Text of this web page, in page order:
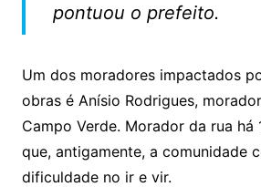
pontuou o prefeito.
Um dos moradores impactados
obras é Anísio Rodrigues,
Campo Verde. Morador da rua há
que, antigamente, a comunidade
dificuldade no ir e vir.